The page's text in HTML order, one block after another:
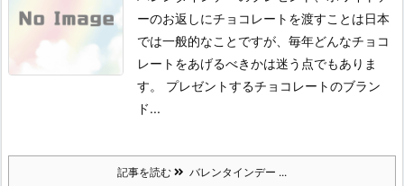
ーのお返しにチョコレートを渡すことは日本
では一般的なことですが、毎年どんなチョコ
レートをあげるべきかは迷う点でもありま
す。 プレゼントするチョコレートのブラン
ド...
記事を読む バレンタインデー ...